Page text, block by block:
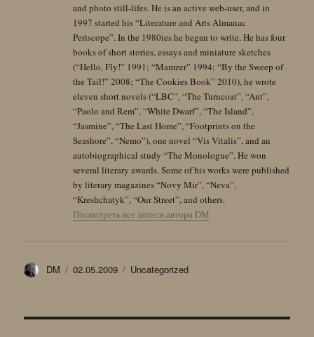
and photo still-lifes. He is an active web-user, and in
1997 started his “Literature and Arts Almanac
Periscope”. In the 1980ies he began to write. He has four
books of short stories, essays and miniature sketches
(“Hello, Fly!” 1991; “Mamzer” 1994; “By the Sweep of
the Tail!” 2008; “The Cookies Book” 2010), he wrote
eleven short novels (“LBC”, “The Turncoat”, “Ant”,
“Paolo and Rem”, “White Dwarf”, “The Island”,
“Jasmine”, “The Last Home”, “Footprints on the
Seashore”, “Nemo”), one novel “Vis Vitalis”, and an
autobiographical study “The Monologue”. He won
several literary awards. Some of his works were published
by literary magazines “Novy Mir”, “Neva”,
“Kreshchatyk”, “Our Street”, and others.
Посмотреть все записи автора DM
Автор
DM Опубликовано
02.05.2009 Рубрики
Uncategorized